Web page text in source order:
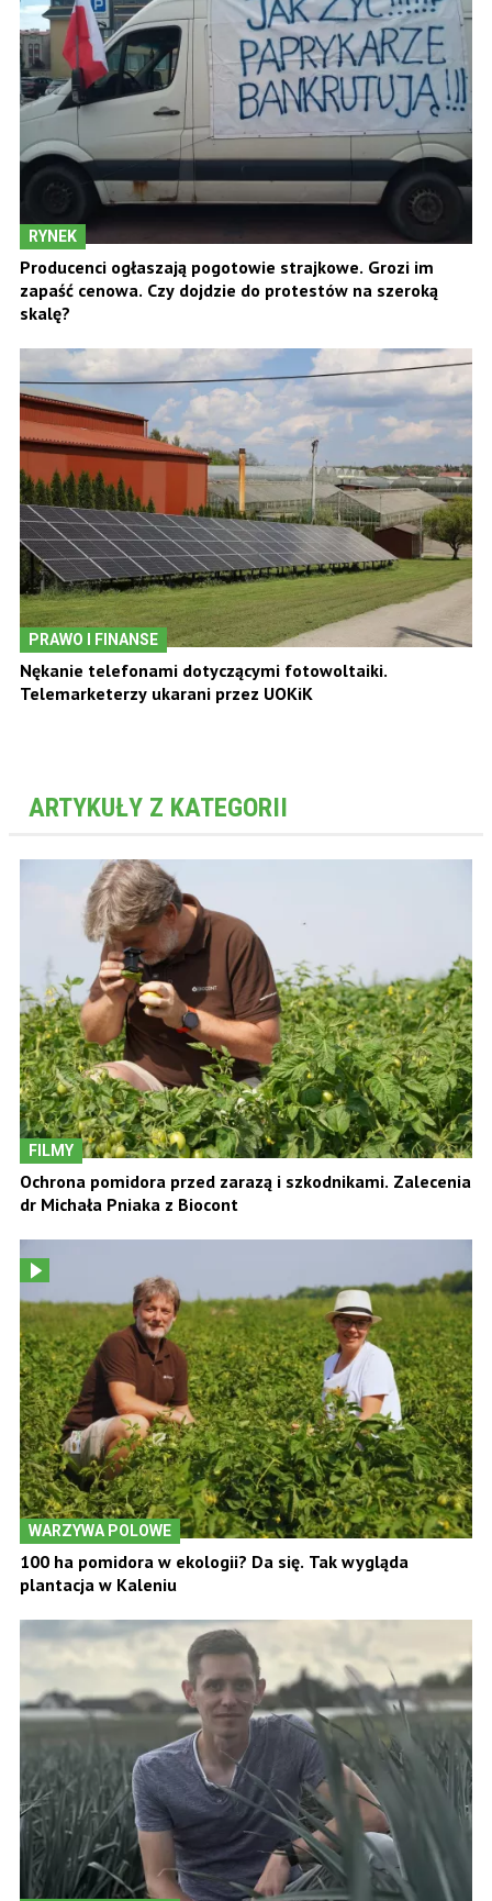
RYNEK
Producenci ogłaszają pogotowie strajkowe. Grozi im
zapaść cenowa. Czy dojdzie do protestów na szeroką
skalę?
PRAWO I FINANSE
Nękanie telefonami dotyczącymi fotowoltaiki.
Telemarketerzy ukarani przez UOKiK
ARTYKUŁY Z KATEGORII
FILMY
Ochrona pomidora przed zarazą i szkodnikami. Zalecenia
dr Michała Pniaka z Biocont
WARZYWA POLOWE
100 ha pomidora w ekologii? Da się. Tak wygląda
plantacja w Kaleniu